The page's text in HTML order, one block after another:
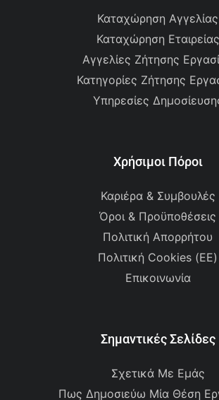
Καταχώρηση Αγγελίας
Καταχώρηση Εταιρείας
Αγγελίες Ζήτησης
Κατηγορίες Ζήτησης
Υπηρεσίες
Χρήσιμοι Πόροι
Καριέρα & Συμβουλές
Όροι & Προϋποθέσεις
Πολιτική Απορρήτου
Πολιτική Cookies (ΕΕ)
Επικοινωνία
Σημαντικές Σελίδες
Σχετικά Με Εμάς
Πως Δημοσιεύω Μία Θέση